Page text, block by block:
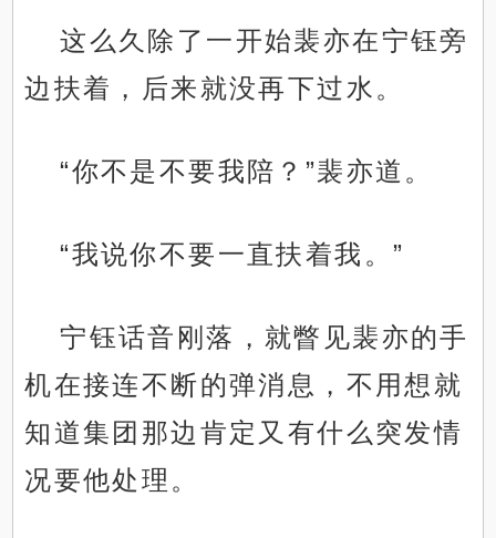
这么久除了一开始裴亦在宁钰旁
边扶着，后来就没再下过水。
“你不是不要我陪？”裴亦道。
“我说你不要一直扶着我。”
宁钰话音刚落，就瞥见裴亦的手
机在接连不断的弹消息，不用想就
知道集团那边肯定又有什么突发情
况要他处理。